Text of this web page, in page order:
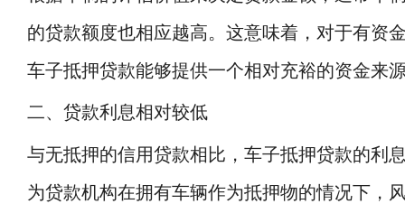
的贷款额度也相应越高。这意味着，对于有资
车子抵押贷款能够提供一个相对充裕的资金来
二、贷款利息相对较低
与无抵押的信用贷款相比，车子抵押贷款的利
为贷款机构在拥有车辆作为抵押物的情况下，